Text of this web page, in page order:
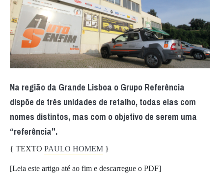
Na região da Grande Lisboa o Grupo Referência
dispõe de três unidades de retalho, todas elas com
nomes distintos, mas com o objetivo de serem uma
“referência”.
{ TEXTO PAULO HOMEM }
[Leia este artigo até ao fim e descarregue o PDF]